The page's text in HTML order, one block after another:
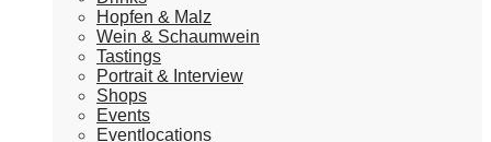
Hopfen & Malz
Wein & Schaumwein
Tastings
Portrait & Interview
Shops
Events
Eventlocations